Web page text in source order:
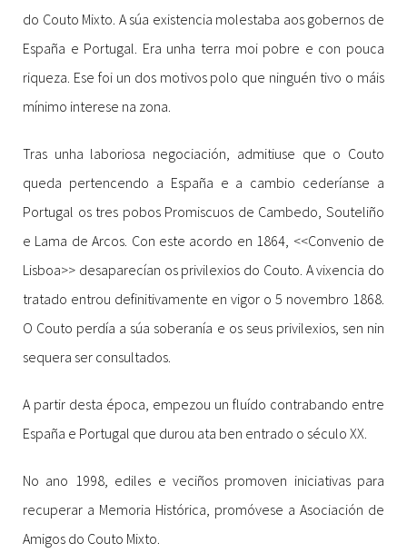
do Couto Mixto. A súa existencia molestaba aos gobernos de
España e Portugal. Era unha terra moi pobre e con pouca
riqueza. Ese foi un dos motivos polo que ninguén tivo o máis
mínimo interese na zona.
Tras unha laboriosa negociación, admitiuse que o Couto
queda pertencendo a España e a cambio cederíanse a
Portugal os tres pobos Promiscuos de Cambedo, Souteliño
e Lama de Arcos. Con este acordo en 1864, <<Convenio de
Lisboa>> desaparecían os privilexios do Couto. A vixencia do
tratado entrou definitivamente en vigor o 5 novembro 1868.
O Couto perdía a súa soberanía e os seus privilexios, sen nin
sequera ser consultados.
A partir desta época, empezou un fluído contrabando entre
España e Portugal que durou ata ben entrado o século XX.
No ano 1998, ediles e veciños promoven iniciativas para
recuperar a Memoria Histórica, promóvese a Asociación de
Amigos do Couto Mixto.